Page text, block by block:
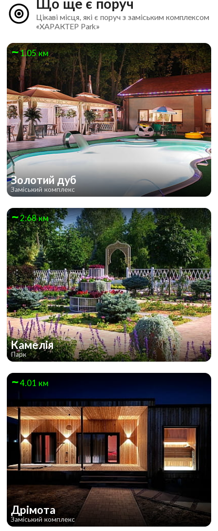
Цікаві місця, які є поруч з заміським комплексом
«ХАРАКТЕР Park»
1.05 км
Золотий дуб
Заміський комплекс
2.68 км
Камелія
Парк
4.01 км
Дрімота
Заміський комплекс